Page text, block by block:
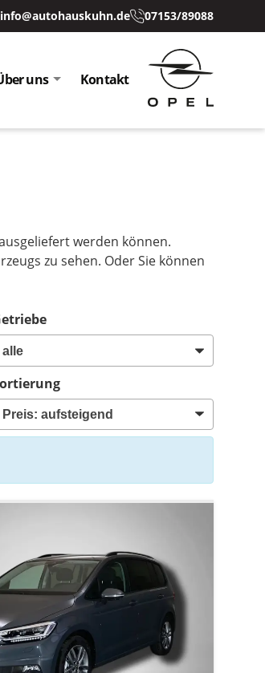
info@autohauskuhn.de 07153/89088
uns Kontakt
werden können.
zu sehen. Oder Sie können